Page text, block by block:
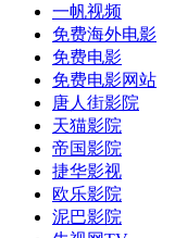
一帆视频
免费海外电影
免费电影
免费电影网站
唐人街影院
天猫影院
帝国影院
捷华影视
欧乐影院
泥巴影院